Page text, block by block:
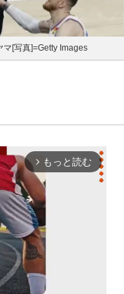
[写真]=Getty Images
arrow_forward_ios もっと読む